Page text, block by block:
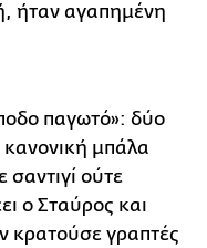
ήταν αγαπημένη
παγωτό»: δύο
κανονική μπάλα
ούτε
ο Σταύρος και
κρατούσε γραπτές